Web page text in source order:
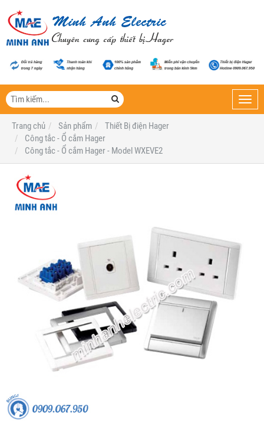
Trang chủ
Sản phẩm
Thiết Bị điện Hager
Công tắc - Ổ cắm Hager
Công tắc - Ổ cắm Hager - Model WXEVE2